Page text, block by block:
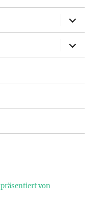
öffnen
öffnen
von